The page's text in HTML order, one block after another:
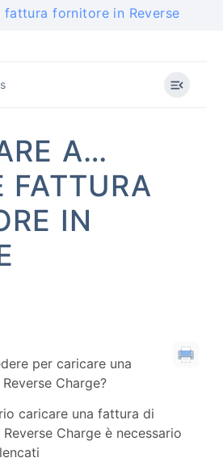
fornitore in Reverse
A…
FATTURA
IN
per caricare una
Charge?
caricare una fattura di
Charge è necessario